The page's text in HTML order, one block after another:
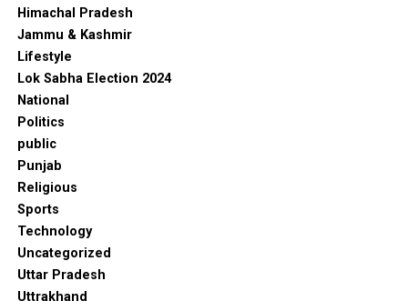
Himachal Pradesh
Jammu & Kashmir
Lifestyle
Lok Sabha Election 2024
National
Politics
public
Punjab
Religious
Sports
Technology
Uncategorized
Uttar Pradesh
Uttrakhand